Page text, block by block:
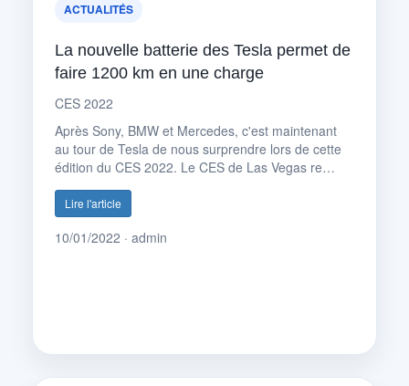
ACTUALITÉS
La nouvelle batterie des Tesla permet de
faire 1200 km en une charge
CES 2022
Après Sony, BMW et Mercedes, c'est maintenant
au tour de Tesla de nous surprendre lors de cette
édition du CES 2022. Le CES de Las Vegas re…
Lire l'article
10/01/2022 · admin